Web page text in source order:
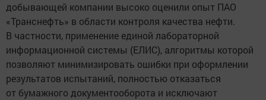
добывающей компании высоко оценили опыт ПАО
«Транснефть» в области контроля качества нефти.
В частности, применение единой лабораторной
информационной системы (ЕЛИС), алгоритмы которой
позволяют минимизировать ошибки при оформлении
результатов испытаний, полностью отказаться
от бумажного документооборота и исключают